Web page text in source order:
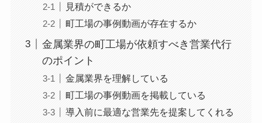
見積ができるか
町工場の事例動画が存在するか
金属業界の町工場が依頼すべき営業代行
のポイント
金属業界を理解している
町工場の事例動画を掲載している
導入前に最適な営業先を提案してくれる